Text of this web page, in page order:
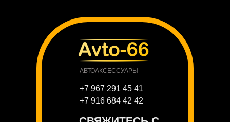
АВТОАКСЕССУАРЫ
+7 967 291 45 41
+7 916 684 42 42